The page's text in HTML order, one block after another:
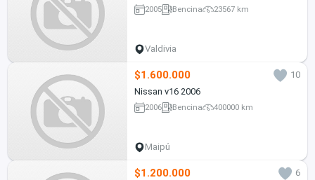
2005 Bencina 23567 km
Valdivia
$1.600.000
10
Nissan v16 2006
2006 Bencina 400000 km
Maipú
$1.200.000
6